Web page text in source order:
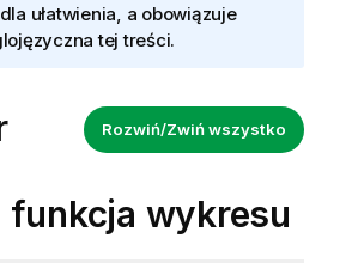
ułatwienia, a obowiązuje
tej treści.
Rozwiń/Zwiń wszystko
wykresu